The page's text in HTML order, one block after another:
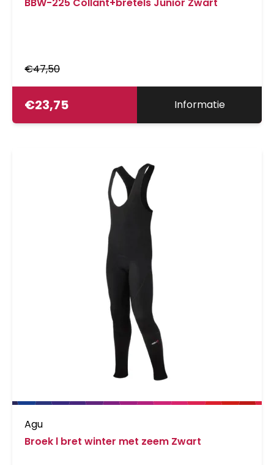
€47,50
€23,75 Informatie
Agu
Broek l bret winter met zeem Zwart